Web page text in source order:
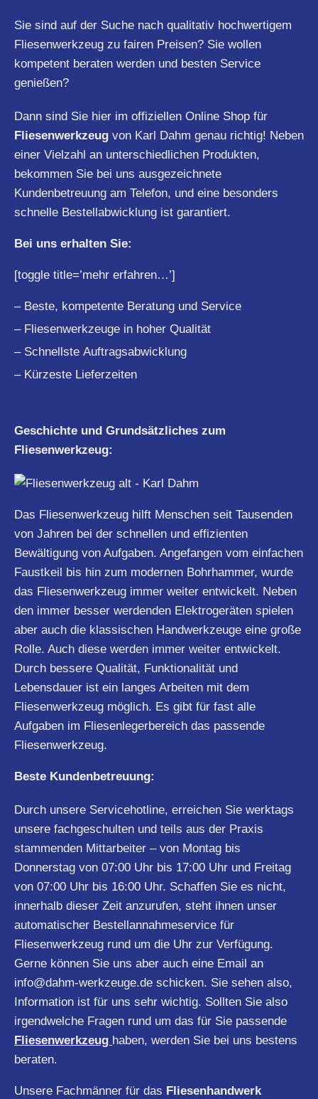
Sie sind auf der Suche nach qualitativ hochwertigem
Fliesenwerkzeug zu fairen Preisen? Sie wollen
kompetent beraten werden und besten Service
genießen?
Dann sind Sie hier im offiziellen Online Shop für
Fliesenwerkzeug von Karl Dahm genau richtig! Neben
einer Vielzahl an unterschiedlichen Produkten,
bekommen Sie bei uns ausgezeichnete
Kundenbetreuung am Telefon, und eine besonders
schnelle Bestellabwicklung ist garantiert.
Bei uns erhalten Sie:
[toggle title=’mehr erfahren…’]
– Beste, kompetente Beratung und Service
– Fliesenwerkzeuge in hoher Qualität
– Schnellste Auftragsabwicklung
– Kürzeste Lieferzeiten
Geschichte und Grundsätzliches zum
Fliesenwerkzeug:
Das Fliesenwerkzeug hilft Menschen seit Tausenden
von Jahren bei der schnellen und effizienten
Bewältigung von Aufgaben. Angefangen vom einfachen
Faustkeil bis hin zum modernen Bohrhammer, wurde
das Fliesenwerkzeug immer weiter entwickelt. Neben
den immer besser werdenden Elektrogeräten spielen
aber auch die klassischen Handwerkzeuge eine große
Rolle. Auch diese werden immer weiter entwickelt.
Durch bessere Qualität, Funktionalität und
Lebensdauer ist ein langes Arbeiten mit dem
Fliesenwerkzeug möglich. Es gibt für fast alle
Aufgaben im Fliesenlegerbereich das passende
Fliesenwerkzeug.
Beste Kundenbetreuung:
Durch unsere Servicehotline, erreichen Sie werktags
unsere fachgeschulten und teils aus der Praxis
stammenden Mittarbeiter – von Montag bis
Donnerstag von 07:00 Uhr bis 17:00 Uhr und Freitag
von 07:00 Uhr bis 16:00 Uhr. Schaffen Sie es nicht,
innerhalb dieser Zeit anzurufen, steht ihnen unser
automatischer Bestellannahmeservice für
Fliesenwerkzeug rund um die Uhr zur Verfügung.
Gerne können Sie uns aber auch eine Email an
info@dahm-werkzeuge.de schicken. Sie sehen also,
Information ist für uns sehr wichtig. Sollten Sie also
irgendwelche Fragen rund um das für Sie passende
Fliesenwerkzeug haben, werden Sie bei uns bestens
beraten.
Unsere Fachmänner für das Fliesenhandwerk